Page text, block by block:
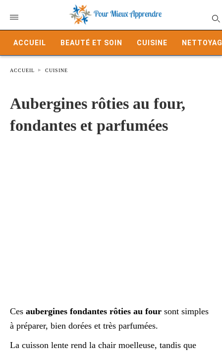
ACCUEIL BEAUTÉ ET SOIN CUISINE
ACCUEIL CUISINE
Aubergines rôties au four,
fondantes et parfumées
Ces aubergines fondantes rôties au four sont simples
à préparer, bien dorées et très parfumées.
La cuisson lente rend la chair moelleuse, tandis que